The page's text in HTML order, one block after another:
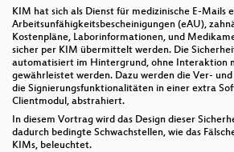
KIM hat sich als Dienst für medizinische E-Mails
Arbeitsunfähigkeitsbescheinigungen (eAU),
Kostenpläne, Laborinformationen, und
sicher per KIM übermittelt werden. Die
automatisiert im Hintergrund, ohne Interaktion
gewährleistet werden. Dazu werden die Ver- und
die Signierungsfunktionalitäten in einer extra
Clientmodul, abstrahiert.
In diesem Vortrag wird das Design dieser
dadurch bedingte Schwachstellen, wie das
KIMs, beleuchtet.